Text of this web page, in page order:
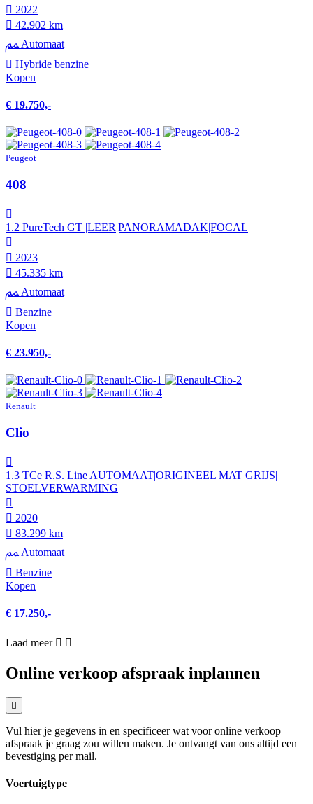
2022
42.902 km
Automaat
Hybride benzine
Kopen
€ 19.750,-
Peugeot
408
1.2 PureTech GT |LEER|PANORAMADAK|FOCAL|
2023
45.335 km
Automaat
Benzine
Kopen
€ 23.950,-
Renault
Clio
1.3 TCe R.S. Line AUTOMAAT|ORIGINEEL MAT GRIJS|
STOELVERWARMING
2020
83.299 km
Automaat
Benzine
Kopen
€ 17.250,-
Laad meer
Online verkoop afspraak inplannen
Vul hier je gegevens in en specificeer wat voor online verkoop
afspraak je graag zou willen maken. Je ontvangt van ons altijd een
bevestiging per mail.
Voertuigtype